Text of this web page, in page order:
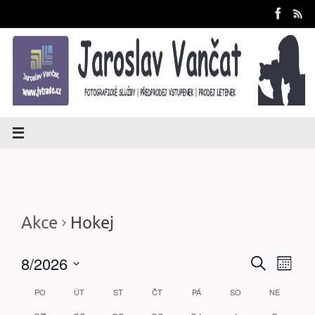
content
Akce Hokej
Hledat
Měsíc
8/2026
datum.
Kalendář
PO ÚT ST ČT PÁ SO NE